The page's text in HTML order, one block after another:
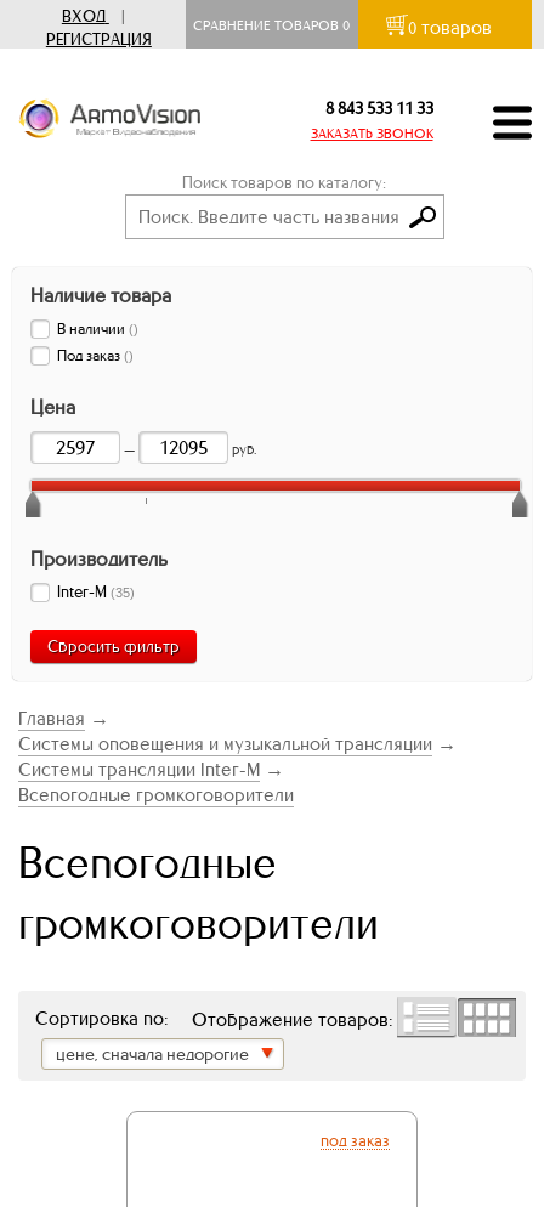
ВХОД
|
РЕГИСТРАЦИЯ
СРАВНЕНИЕ ТОВАРОВ0 0 товаров
8 843 533 11 33
ЗАКАЗАТЬ ЗВОНОК
Поиск товаров по каталогу:
Наличие товара
В наличии ()
Под заказ ()
Цена
— руб.
Производитель
Inter-M (35)
Сбросить фильтр
Главная →
Системы оповещения и музыкальной трансляции →
Системы трансляции Inter-M →
Всепогодные громкоговорители
Всепогодные
громкоговорители
Отображение товаров:
Сортировка по:
цене, сначала недорогие
под заказ